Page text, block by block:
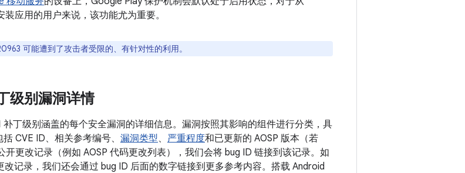
应用的用户来说，该功能尤为重要。
可能遭到了攻击者受限的、有针对性的利用。
级别漏洞详情
丁级别涵盖的每个安全漏洞的详细信息。漏洞按照其影响的组件进行分类，具
CVE ID、相关参考编号、 漏洞类型、 严重程度和已更新的 AOSP 版本（若
更改记录（例如 AOSP 代码更改列表），我们会将 bug ID 链接到该记录。如
记录，我们还会通过 bug ID 后面的数字链接到更多参考内容。搭载 Android